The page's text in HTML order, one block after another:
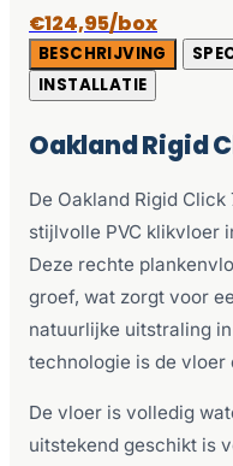
€124,95/box
BESCHRIJVING
INSTALLATIE
Oakland Rigid
De Oakland Rigid
stijlvolle PVC klikvloer
Deze rechte
groef, wat zorgt voor
natuurlijke uitstraling
technologie is de vloer
De vloer is volledig
uitstekend geschikt is